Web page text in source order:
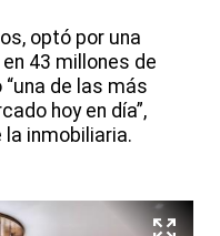
optó por una
43 millones de
de las más
hoy en día”,
inmobiliaria.